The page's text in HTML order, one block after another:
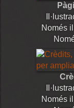
Només
Només